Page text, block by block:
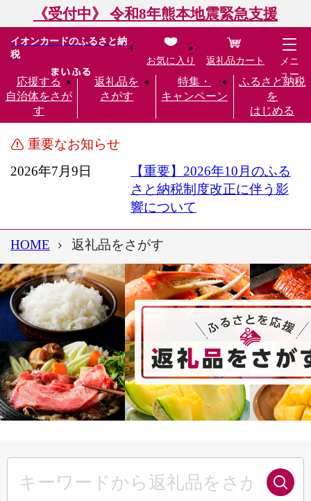
《受付中》 令和8年熊本地震緊急支援
イオンカードのふるさと納
税
応援する
自治体をさが
す
返礼品を
さがす
特集・
キャンペーン
ふるさと納税
を
はじめる
お気に入り 返礼品カート
メニ
ュー
重要なお知らせ
2026年7月9日
【重要】2026年10月のふる
さと納税制度改正に伴う影
響について
HOME 返礼品をさがす